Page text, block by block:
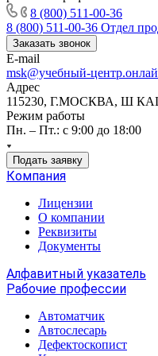
8 (800) 511-00-36
8 (800) 511-00-36 Отдел
Заказать звонок
E-mail
msk@учебный-
Адрес
115230, Г.МОСКВА, Ш
Режим работы
Пн. – Пт.: с 9:00 до 18:00
Подать заявку
Компания
Лицензии
О компании
Реквизиты
Документы
Алфавитный указатель
Рабочие профессии
Автоматчик
Автослесарь
Дефектоскопист